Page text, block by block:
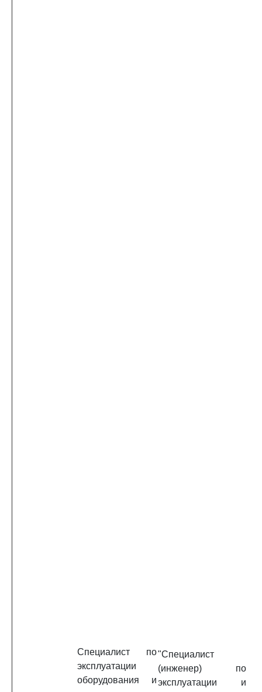
Специалист по
эксплуатации
оборудования и
"Специалист
(инженер) по
эксплуатации и